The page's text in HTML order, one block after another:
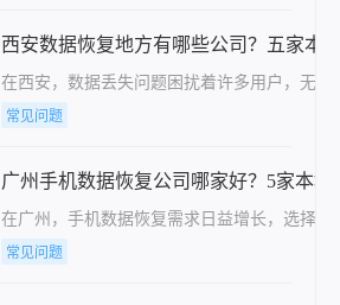
西安数据恢复地方有哪些公司？五家本
在西安，数据丢失问题困扰着许多用户，无
常见问题
广州手机数据恢复公司哪家好？5家本地
在广州，手机数据恢复需求日益增长，选择
常见问题